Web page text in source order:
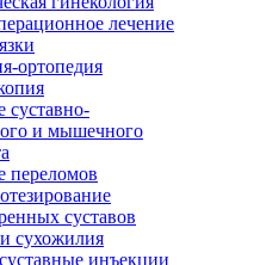
лечение
ортопедия
суставно-
и мышечного
переломов
суставов
сухожилия
инъекции